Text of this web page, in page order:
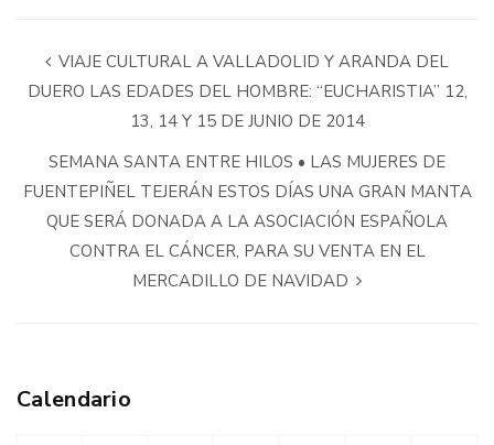
VIAJE CULTURAL A VALLADOLID Y ARANDA DEL
DUERO LAS EDADES DEL HOMBRE: “EUCHARISTIA” 12,
13, 14 Y 15 DE JUNIO DE 2014
SEMANA SANTA ENTRE HILOS • LAS MUJERES DE
FUENTEPIÑEL TEJERÁN ESTOS DÍAS UNA GRAN MANTA
QUE SERÁ DONADA A LA ASOCIACIÓN ESPAÑOLA
CONTRA EL CÁNCER, PARA SU VENTA EN EL
MERCADILLO DE NAVIDAD
Calendario